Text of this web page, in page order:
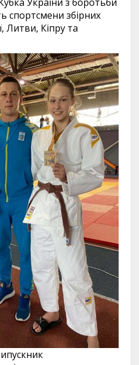
спортсмени збірних
Литви, Кіпру та